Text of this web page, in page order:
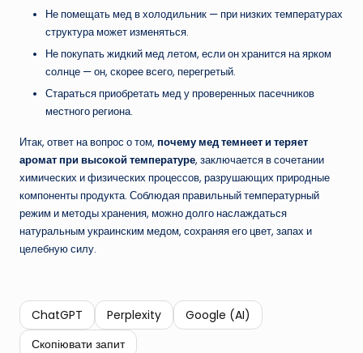
Не помещать мед в холодильник — при низких температурах
структура может изменяться.
Не покупать жидкий мед летом, если он хранится на ярком
солнце — он, скорее всего, перегретый.
Стараться приобретать мед у проверенных пасечников
местного региона.
Итак, ответ на вопрос о том, почему мед темнеет и теряет
аромат при высокой температуре, заключается в сочетании
химических и физических процессов, разрушающих природные
компоненты продукта. Соблюдая правильный температурный
режим и методы хранения, можно долго наслаждаться
натуральным украинским медом, сохраняя его цвет, запах и
целебную силу.
ChatGPT Perplexity
Google (AI)
Скопіювати запит